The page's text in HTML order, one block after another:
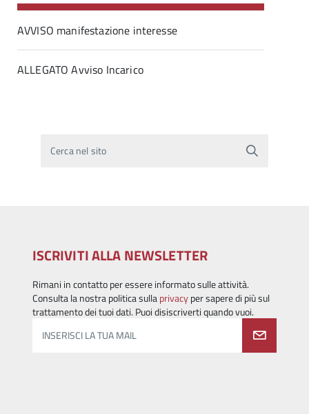
AVVISO manifestazione interesse
ALLEGATO Avviso Incarico
Cerca nel sito
ISCRIVITI ALLA NEWSLETTER
Rimani in contatto per essere informato sulle attività.
Consulta la nostra politica sullaprivacyper sapere di più sul
trattamento dei tuoi dati. Puoi disiscriverti quando vuoi.
INSERISCI LA TUA MAIL